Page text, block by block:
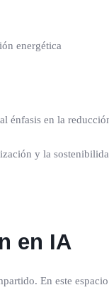
en la
y la
en IA
En este